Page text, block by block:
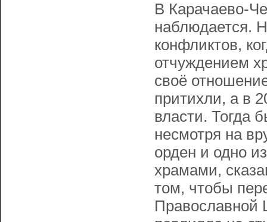
В Карачаево-
наблюдается.
конфликтов,
отчуждением
своё
притихли, а в
власти. Тогда
несмотря на
орден и одно
храмами,
том, чтобы
Православной